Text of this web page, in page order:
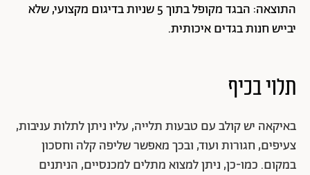
התוצאה: הבגד מקופל בתוך 5 שניות בדיגום מקצועי, שלא
יבייש חנות בגדים איכותית.
תלוי בכיף
באיקאה יש קולב עם טבעות תלייה, עליו ניתן לתלות עניבות,
צעיפים, חגורות ועוד, ובכך מאפשר שליפה קלה וחסכון
במקום. כמו-כן, ניתן למצוא מתלים למכנסיים, הניתנים